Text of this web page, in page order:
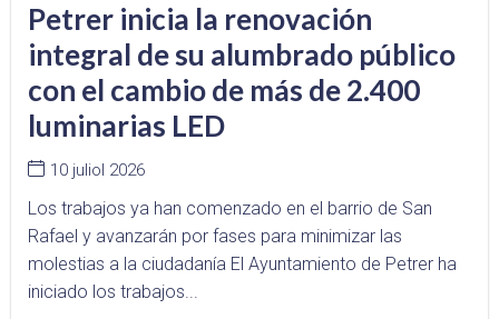
Petrer inicia la renovación
integral de su alumbrado público
con el cambio de más de 2.400
luminarias LED
10 juliol 2026
Los trabajos ya han comenzado en el barrio de San
Rafael y avanzarán por fases para minimizar las
molestias a la ciudadanía El Ayuntamiento de Petrer ha
iniciado los trabajos...